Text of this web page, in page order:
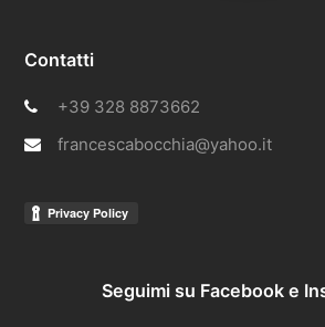
Contatti
+39 328 8873662
francescabocchia@yahoo.it
Seguimi su Facebook e